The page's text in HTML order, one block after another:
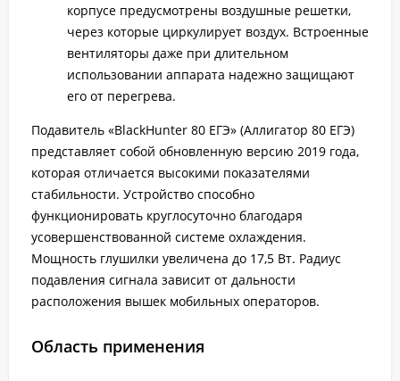
корпусе предусмотрены воздушные решетки,
через которые циркулирует воздух. Встроенные
вентиляторы даже при длительном
использовании аппарата надежно защищают
его от перегрева.
Подавитель «BlackHunter 80 ЕГЭ» (Аллигатор 80 ЕГЭ)
представляет собой обновленную версию 2019 года,
которая отличается высокими показателями
стабильности. Устройство способно
функционировать круглосуточно благодаря
усовершенствованной системе охлаждения.
Мощность глушилки увеличена до 17,5 Вт. Радиус
подавления сигнала зависит от дальности
расположения вышек мобильных операторов.
Область применения